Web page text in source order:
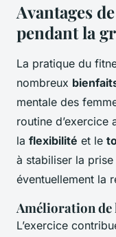
Avantages
pendant la
La pratique du
nombreux
mentale des
routine d’exercice
la flexibilité et le
à stabiliser la
éventuellement la
Amélioration de
L’exercice